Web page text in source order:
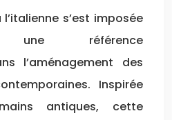
une référence
l’aménagement des
Inspirée
antiques, cette